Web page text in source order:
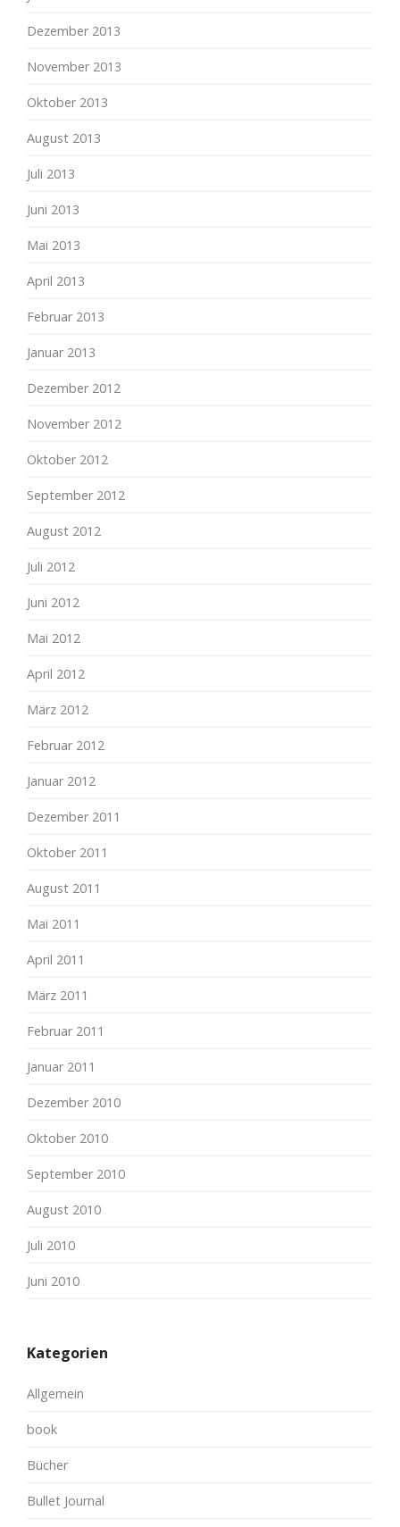
Dezember 2013
November 2013
Oktober 2013
August 2013
Juli 2013
Juni 2013
Mai 2013
April 2013
Februar 2013
Januar 2013
Dezember 2012
November 2012
Oktober 2012
September 2012
August 2012
Juli 2012
Juni 2012
Mai 2012
April 2012
März 2012
Februar 2012
Januar 2012
Dezember 2011
Oktober 2011
August 2011
Mai 2011
April 2011
März 2011
Februar 2011
Januar 2011
Dezember 2010
Oktober 2010
September 2010
August 2010
Juli 2010
Juni 2010
Kategorien
Allgemein
book
Bücher
Bullet Journal